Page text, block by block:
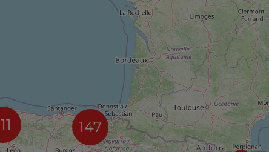
147